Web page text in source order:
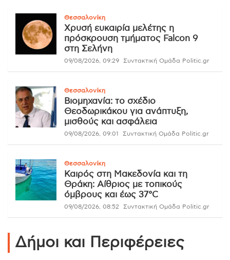
Θεσσαλονίκη
Χρυσή ευκαιρία μελέτης η
πρόσκρουση τμήματος Falcon 9
στη Σελήνη
09/08/2026, 09:29 Συντακτική Ομάδα Politic.gr
Θεσσαλονίκη
Βιομηχανία: το σχέδιο
Θεοδωρικάκου για ανάπτυξη,
μισθούς και ασφάλεια
09/08/2026, 09:01 Συντακτική Ομάδα Politic.gr
Θεσσαλονίκη
Καιρός στη Μακεδονία και τη
Θράκη: Αίθριος με τοπικούς
όμβρους και έως 37°C
09/08/2026, 08:52 Συντακτική Ομάδα Politic.gr
Δήμοι και Περιφέρειες